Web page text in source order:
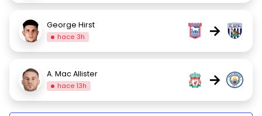
George Hirst
hace 3h →
A. Mac Allister
hace 13h →